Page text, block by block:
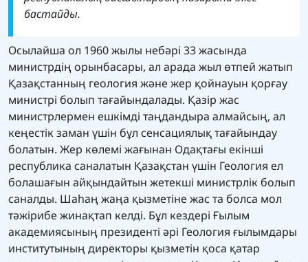
бастайды.
Осылайша ол 1960 жылы небәрі 33 жасында
министрдің орынбасары, ал арада жыл өтпей жатып
Қазақстанның геология және жер қойнауын қорғау
министрі болып тағайындалады. Қазір жас
министрлермен ешкімді таңдандыра алмайсың, ал
кеңестік заман үшін бұл сенсациялық тағайындау
болатын. Жер көлемі жағынан Одақтағы екінші
республика саналатын Қазақстан үшін Геология ел
болашағын айқындайтын жетекші министрлік болып
саналды. Шаһаң жаңа қызметіне жас та болса мол
тәжірибе жинақтап келді. Бұл кездері Ғылым
академиясының президенті әрі Геология ғылымдары
институтының директоры қызметін қоса қатар